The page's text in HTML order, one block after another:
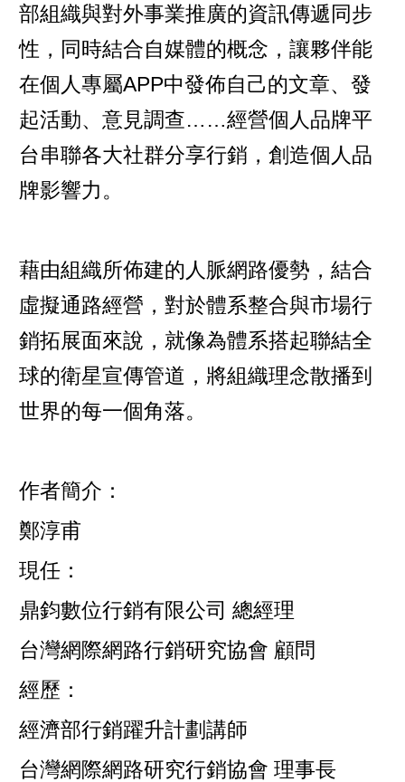
部組織與對外事業推廣的資訊傳遞同步
性，同時結合自媒體的概念，讓夥伴能
在個人專屬APP中發佈自己的文章、發
起活動、意見調查……經營個人品牌平
台串聯各大社群分享行銷，創造個人品
牌影響力。
藉由組織所佈建的人脈網路優勢，結合
虛擬通路經營，對於體系整合與市場行
銷拓展面來說，就像為體系搭起聯結全
球的衛星宣傳管道，將組織理念散播到
世界的每一個角落。
作者簡介：
鄭淳甫
現任：
鼎鈞數位行銷有限公司 總經理
台灣網際網路行銷研究協會 顧問
經歷：
經濟部行銷躍升計劃講師
台灣網際網路研究行銷協會 理事長